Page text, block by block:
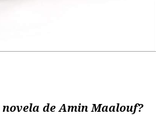
de Amin Maalouf?